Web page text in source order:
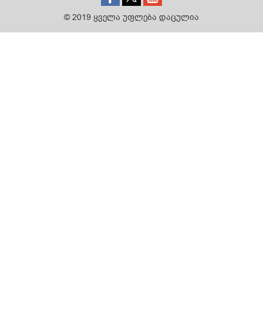
© 2019 ყველა უფლება დაცულია